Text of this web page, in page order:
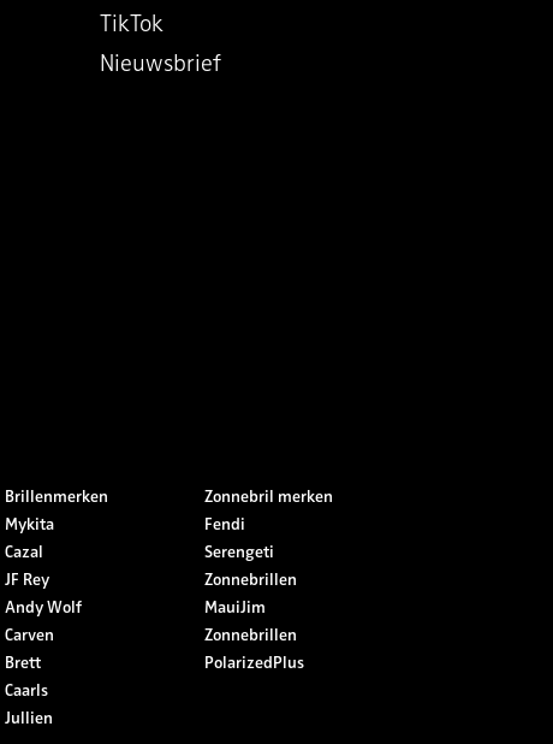
TikTok
Nieuwsbrief
Brillenmerken
Mykita
Cazal
JF Rey
Andy Wolf
Carven
Brett
Caarls
Jullien
Zonnebril merken
Fendi
Serengeti
Zonnebrillen
MauiJim
Zonnebrillen
PolarizedPlus